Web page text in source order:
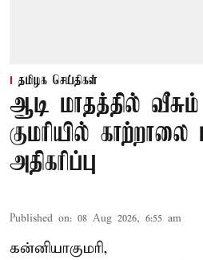
தமிழக செய்திகள்
ஆடி மாதத்தில்
குமரியில்
அதிகரிப்பு
Published on: 08 Aug 2026, 6:55 am
கன்னியாகுமரி,